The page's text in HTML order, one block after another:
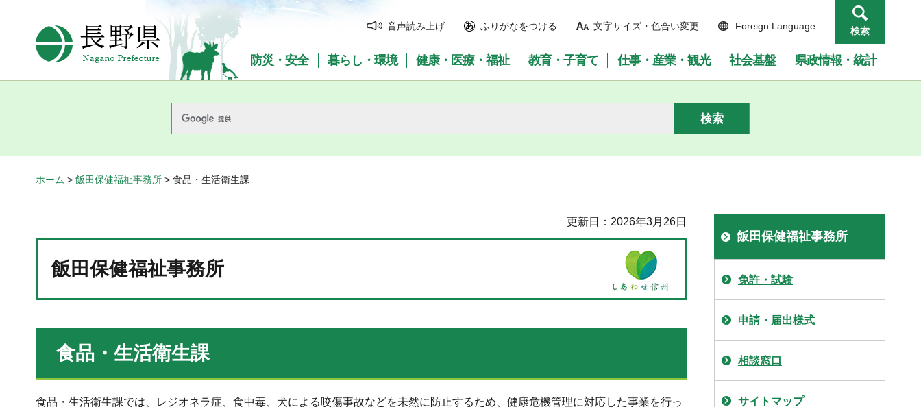
長野県Nagano Prefecture
音声読み上げ ふりがなをつける 文字サイズ・色合い変更 Foreign Language 検索
防災・安全 暮らし・環境 健康・医療・福祉 教育・子育て 仕事・産業・観光 社会基盤 県政情報・統計
ホーム > 飯田保健福祉事務所 > 食品・生活衛生課
更新日：2026年3月26日
飯田保健福祉事務所
食品・生活衛生課
食品・生活衛生課では、レジオネラ症、食中毒、犬による咬傷事故などを未然に防止するため、健康危機管理に対応した事業を行っ
飯田保健福祉事務所
免許・試験
申請・届出様式
相談窓口
サイトマップ